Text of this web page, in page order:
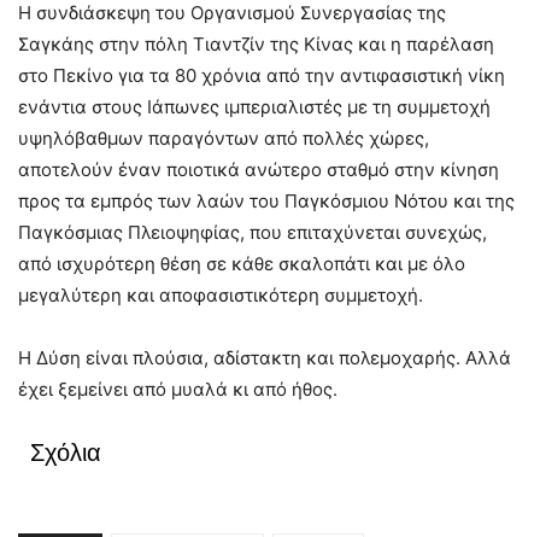
Η συνδιάσκεψη του Οργανισμού Συνεργασίας της
Σαγκάης στην πόλη Τιαντζίν της Κίνας και η παρέλαση
στο Πεκίνο για τα 80 χρόνια από την αντιφασιστική νίκη
ενάντια στους Ιάπωνες ιμπεριαλιστές με τη συμμετοχή
υψηλόβαθμων παραγόντων από πολλές χώρες,
αποτελούν έναν ποιοτικά ανώτερο σταθμό στην κίνηση
προς τα εμπρός των λαών του Παγκόσμιου Νότου και της
Παγκόσμιας Πλειοψηφίας, που επιταχύνεται συνεχώς,
από ισχυρότερη θέση σε κάθε σκαλοπάτι και με όλο
μεγαλύτερη και αποφασιστικότερη συμμετοχή.
Η Δύση είναι πλούσια, αδίστακτη και πολεμοχαρής. Αλλά
έχει ξεμείνει από μυαλά κι από ήθος.
Σχόλια